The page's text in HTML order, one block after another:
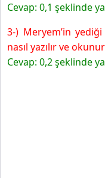
Cevap: 0,1 şeklinde
3-) Meryem’in
nasıl yazılır ve
Cevap: 0,2 şeklinde